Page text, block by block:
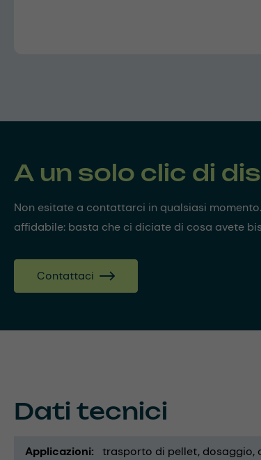
A un solo clic di
Non esitate a contattarci in qualsiasi
affidabile: basta che ci diciate di cosa avete
Contattaci
Dati tecnici
Applicazioni trasporto di pellet dosaggio